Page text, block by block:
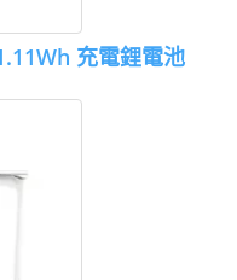
充電鋰電池